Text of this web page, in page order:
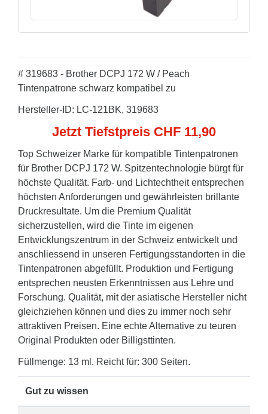
# 319683 - Brother DCPJ 172 W / Peach
Tintenpatrone schwarz kompatibel zu
Hersteller-ID: LC-121BK, 319683
Jetzt Tiefstpreis CHF 11,90
Top Schweizer Marke für kompatible Tintenpatronen
für Brother DCPJ 172 W. Spitzentechnologie bürgt für
höchste Qualität. Farb- und Lichtechtheit entsprechen
höchsten Anforderungen und gewährleisten brillante
Druckresultate. Um die Premium Qualität
sicherzustellen, wird die Tinte im eigenen
Entwicklungszentrum in der Schweiz entwickelt und
anschliessend in unseren Fertigungsstandorten in die
Tintenpatronen abgefüllt. Produktion und Fertigung
entsprechen neusten Erkenntnissen aus Lehre und
Forschung. Qualität, mit der asiatische Hersteller nicht
gleichziehen können und dies zu immer noch sehr
attraktiven Preisen. Eine echte Alternative zu teuren
Original Produkten oder Billigsttinten.
Füllmenge: 13 ml. Reicht für: 300 Seiten.
Gut zu wissen